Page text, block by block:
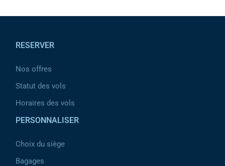
RESERVER
Nos offres
Statut des vols
Horaires des vols
PERSONNALISER
Choix du siège
Bagages